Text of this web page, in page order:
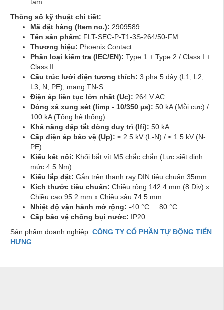
Thông số kỹ thuật chi tiết:
Mã đặt hàng (Item no.): 2909589
Tên sản phẩm: FLT-SEC-P-T1-3S-264/50-FM
Thương hiệu: Phoenix Contact
Phân loại kiểm tra (IEC/EN): Type 1 + Type 2 / Class I +
Class II
Cấu trúc lưới điện tương thích: 3 pha 5 dây (L1, L2,
L3, N, PE), mạng TN-S
Điện áp liên tục lớn nhất (Uc): 264 V AC
Dòng xả xung sét (Iimp - 10/350 µs): 50 kA (Mỗi cực) /
100 kA (Tổng hệ thống)
Khả năng dập tắt dòng duy trì (Ifi): 50 kA
Cấp điện áp bảo vệ (Up): ≤ 2.5 kV (L-N) / ≤ 1.5 kV (N-
PE)
Kiểu kết nối: Khối bắt vít M5 chắc chắn (Lực siết định
mức 4.5 Nm)
Kiểu lắp đặt: Gắn trên thanh ray DIN tiêu chuẩn 35mm
Kích thước tiêu chuẩn: Chiều rộng 142.4 mm (8 Div) x
Chiều cao 95.2 mm x Chiều sâu 74.5 mm
Nhiệt độ vận hành mở rộng: -40 °C ... 80 °C
Cấp bảo vệ chống bụi nước: IP20
Sản phẩm doanh nghiệp: CÔNG TY CỔ PHẦN TỰ ĐỘNG TIẾN
HƯNG